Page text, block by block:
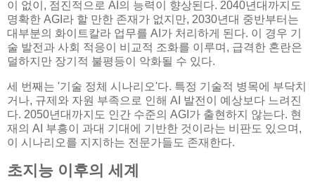
이 없이, 점진적으로 AI의 능력이 향상된다. 2040년대까지도
명확한 AGI라 할 만한 존재가 없지만, 2030년대 중반부터는
대부분의 화이트칼라 업무를 AI가 처리하게 된다. 이 경우 기
술 발전과 사회 적응이 비교적 조화를 이루며, 급격한 혼란은
덜하지만 장기적 불평등이 악화될 수 있다.
세 번째는 '기술 정체 시나리오'다. 특정 기술적 병목에 부닥치
거나, 규제와 자원 부족으로 인해 AI 발전이 예상보다 느려진
다. 2050년대까지도 인간 수준의 AGI가 출현하지 않는다. 현
재의 AI 부흥이 과대 기대에 기반한 것이라는 비판도 있으며,
이 시나리오를 지지하는 전문가들도 존재한다.
초지능 이후의 세계